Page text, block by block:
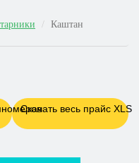
Каштан
Скачать весь прайс XLS